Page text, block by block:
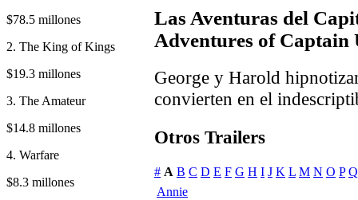
$78.5 millones
2. The King of Kings
$19.3 millones
3. The Amateur
$14.8 millones
4. Warfare
$8.3 millones
Las Aventuras del
Adventures of Captain
George y Harold
convierten en el
Otros Trailers
# A B C D E F G H I J K L M N O P Q
Annie